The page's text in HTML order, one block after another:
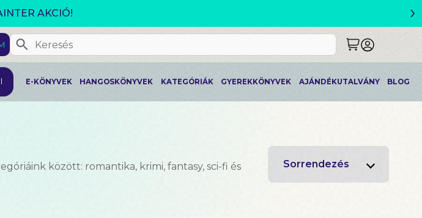
ÁLMAIMBAN SZERETLEK ›
E-KÖNYVEK HANGOSKÖNYVEK KATEGÓRIÁK GYEREKKÖNYVEK AJÁNDÉKUTALVÁNY BLOG
között: romantika, krimi, fantasy, sci-fi és
Sorrendezés